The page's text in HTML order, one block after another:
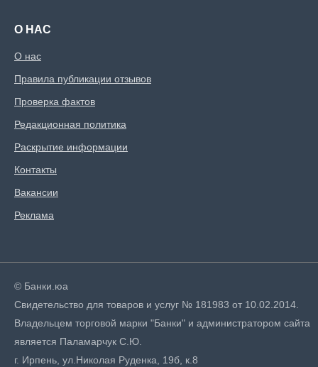
О НАС
О нас
Правила публикации отзывов
Проверка фактов
Редакционная политика
Раскрытие информации
Контакты
Вакансии
Реклама
© Банки.юа
Свидетельство для товаров и услуг № 181983 от 10.02.2014.
Владельцем торговой марки "Банки" и администратором сайта
является Паламарчук С.Ю.
г. Ирпень, ул.Николая Руденка, 19б, к.8